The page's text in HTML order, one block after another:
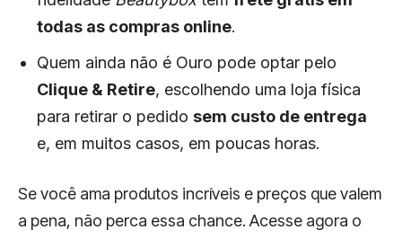
todas as compras online.
Quem ainda não é Ouro pode optar pelo
Clique & Retire, escolhendo uma loja física
para retirar o pedido sem custo de entrega
e, em muitos casos, em poucas horas.
Se você ama produtos incríveis e preços que valem
a pena, não perca essa chance. Acesse agora o